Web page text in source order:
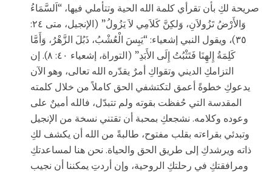
صريحة لكِ بأن تقرأي كلمة الله الحية وتتأملي فيها، “اَلسَّمَاءُ
وَالأَرْضُ تَزُولاَنِ، وَلكِنَّ كَلاَمِي لاَ يَزُولُ” (الإنجيل، متى ٢٤:
٣٥)، ويقول النبي إشعياء: “يَبِسَ الْعُشْبُ، ذَبُلَ الزَّهْرُ، وَأَمَّا
كَلِمَةُ إِلهِنَا فَتَثْبُتُ إِلَى الأَبَدِ” (التوراة، إشعياء ٤٠: ٨). إن
التزامكِ الديني وتقواكِ أمرٌ يقدّره الله تعالى، وهو الآن
يدعوكِ خطوةً أعمق لتكتشفي الحق كاملاً من خلال كلمته
المقدسة التي حُفظت بقوته ولم تتبدّل، فالله أمينٌ على
وعوده وكلامه. نشجعكِ بمحبة أن تقتني نسخة من الإنجيل
وتبدئي بقراءته بقلب مفتوح، طالبةً من الله أن يكشف لكِ
ذاته ويرشدكِ إلى طريق الحق والحياة. نحن هنا لمساعدتكِ
ومرافقتكِ في رحلتكِ الروحية، وإن أردتِ يمكننا أن نجيب